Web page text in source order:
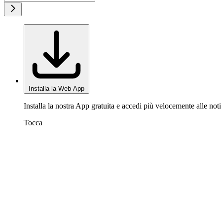
Installa la Web App
Installa la nostra App gratuita e accedi più velocemente alle
Tocca